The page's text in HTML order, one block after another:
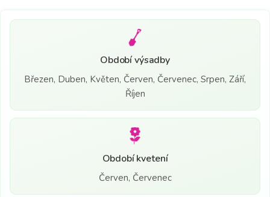
Období výsadby
Březen, Duben, Květen, Červen, Červenec, Srpen, Září,
Říjen
Období kvetení
Červen, Červenec